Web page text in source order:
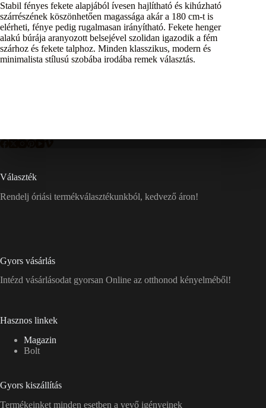
Stabil fényes fekete alapjából ívesen hajlítható és kihúzható
szárrészének köszönhetően magassága akár a 180 cm-t is
elérheti, fénye pedig rugalmasan irányítható. Fekete henger
alakú búrája aranyozott belsejével szolidan igazodik a fém
szárhoz és fekete talphoz. Minden klasszikus, modern és
minimalista stílusú szobába irodába remek választás.
Választék
Rendelj óriási termékválasztékunkból, kedvező áron!
Gyors vásárlás
Intézd vásárlásodat gyorsan Online az otthonod kényelméből!
Hasznos linkek
Magazin
Bolt
Gyors kiszállítás
Termékeinket minden esetben a vevő igényeinek